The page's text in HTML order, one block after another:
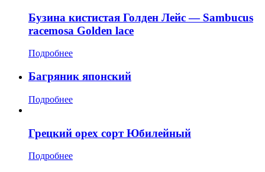
Бузина кистистая Голден Лейс — Sambucus
racemosa Golden lace
Подробнее
Багряник японский
Подробнее
Грецкий орех сорт Юбилейный
Подробнее